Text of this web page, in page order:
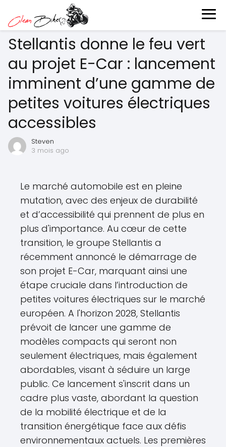
Stellantis donne le feu vert
au projet E-Car : lancement
imminent d’une gamme de
petites voitures électriques
accessibles
Steven
3 mois ago
Le marché automobile est en pleine
mutation, avec des enjeux de durabilité
et d’accessibilité qui prennent de plus en
plus d'importance. Au cœur de cette
transition, le groupe Stellantis a
récemment annoncé le démarrage de
son projet E-Car, marquant ainsi une
étape cruciale dans l’introduction de
petites voitures électriques sur le marché
européen. A l'horizon 2028, Stellantis
prévoit de lancer une gamme de
modèles compacts qui seront non
seulement électriques, mais également
abordables, visant à séduire un large
public. Ce lancement s'inscrit dans un
cadre plus vaste, abordant la question
de la mobilité électrique et de la
transition énergétique face aux défis
environnementaux actuels. Les premières